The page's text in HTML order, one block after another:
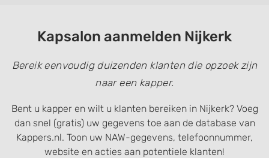
Kapsalon aanmelden Nijkerk
Bereik eenvoudig duizenden klanten die opzoek zijn
naar een kapper.
Bent u kapper en wilt u klanten bereiken in Nijkerk? Voeg
dan snel (gratis) uw gegevens toe aan de database van
Kappers.nl. Toon uw NAW-gegevens, telefoonnummer,
website en acties aan potentiele klanten!